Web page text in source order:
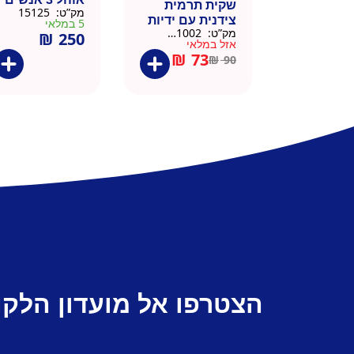
שקית תרמית
צידנית עם ידיות
– 50 יח 26/26
שחור
מק”ט:
אזל במלאי
₪90
₪ 73
מק”ט:
5 במלאי
₪ 250
הצטרפו אל מועדון